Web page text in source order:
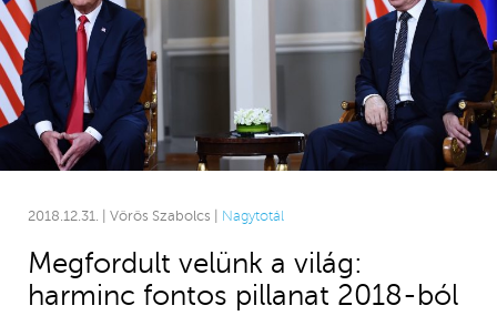
2018.12.31. | Vörös Szabolcs | Nagytotál
Megfordult velünk a világ:
harminc fontos pillanat 2018-ból